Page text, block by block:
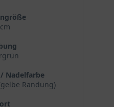
Nadelfarbe
Randung)